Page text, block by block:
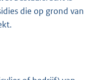
die op grond van